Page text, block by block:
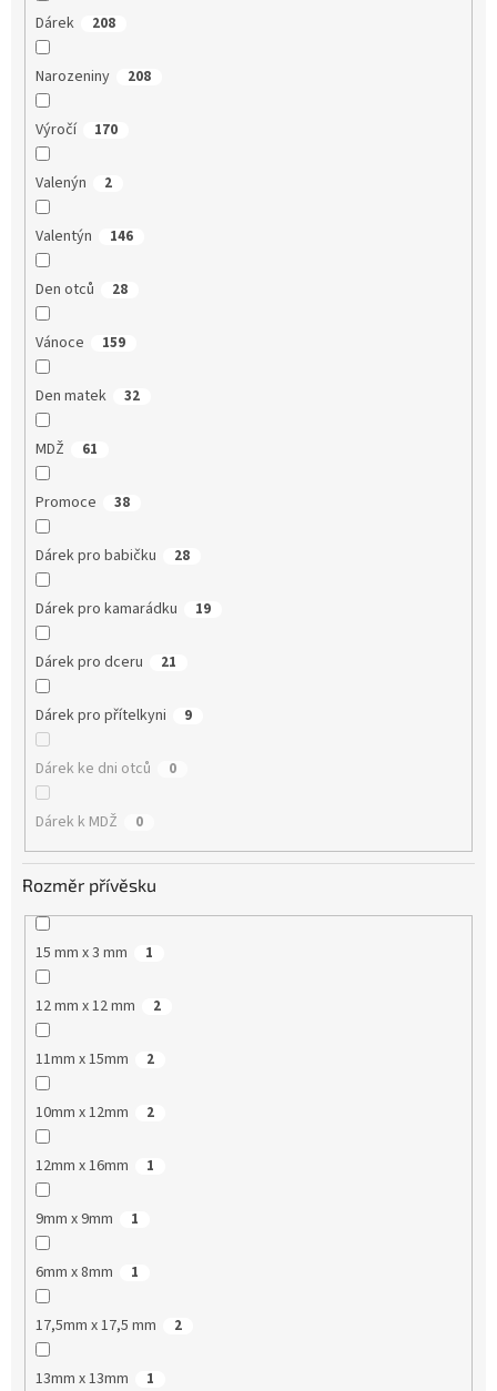
Dárek 208
Narozeniny 208
Výročí 170
Valenýn 2
Valentýn 146
Den otců 28
Vánoce 159
Den matek 32
MDŽ 61
Promoce 38
Dárek pro babičku 28
Dárek pro kamarádku 19
Dárek pro dceru 21
Dárek pro přítelkyni 9
Dárek ke dni otců 0
Dárek k MDŽ 0
Rozměr přívěsku
15 mm x 3 mm 1
12 mm x 12 mm 2
11mm x 15mm 2
10mm x 12mm 2
12mm x 16mm 1
9mm x 9mm 1
6mm x 8mm 1
17,5mm x 17,5 mm 2
13mm x 13mm 1